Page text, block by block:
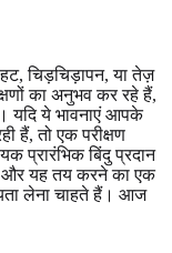
चिड़चिड़ापन, या तेज़
का अनुभव कर रहे हैं,
यदि ये भावनाएं आपके
हैं, तो एक परीक्षण
प्रारंभिक बिंदु प्रदान
यह तय करने का एक
लेना चाहते हैं। आज